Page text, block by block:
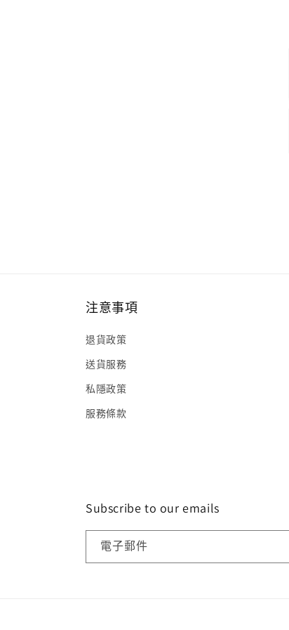
注意事項
退貨政策
送貨服務
私隱政策
服務條款
Subscribe to our emails
電子郵件